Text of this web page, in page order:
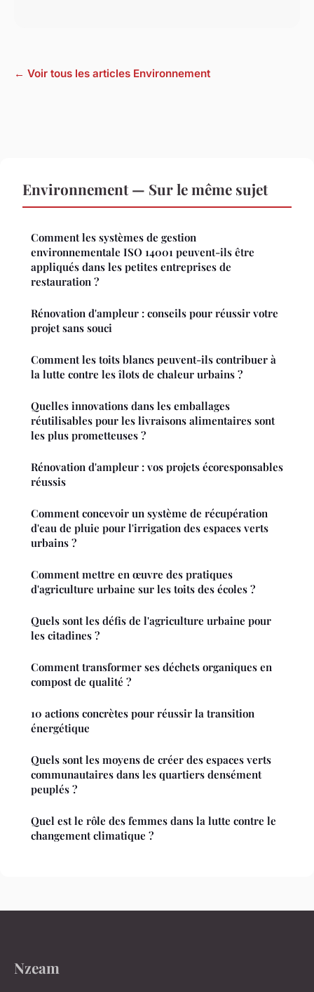
← Voir tous les articles Environnement
Environnement — Sur le même sujet
Comment les systèmes de gestion
environnementale ISO 14001 peuvent-ils être
appliqués dans les petites entreprises de
restauration ?
Rénovation d'ampleur : conseils pour réussir votre
projet sans souci
Comment les toits blancs peuvent-ils contribuer à
la lutte contre les îlots de chaleur urbains ?
Quelles innovations dans les emballages
réutilisables pour les livraisons alimentaires sont
les plus prometteuses ?
Rénovation d'ampleur : vos projets écoresponsables
réussis
Comment concevoir un système de récupération
d'eau de pluie pour l'irrigation des espaces verts
urbains ?
Comment mettre en œuvre des pratiques
d'agriculture urbaine sur les toits des écoles ?
Quels sont les défis de l'agriculture urbaine pour
les citadines ?
Comment transformer ses déchets organiques en
compost de qualité ?
10 actions concrètes pour réussir la transition
énergétique
Quels sont les moyens de créer des espaces verts
communautaires dans les quartiers densément
peuplés ?
Quel est le rôle des femmes dans la lutte contre le
changement climatique ?
Nzeam